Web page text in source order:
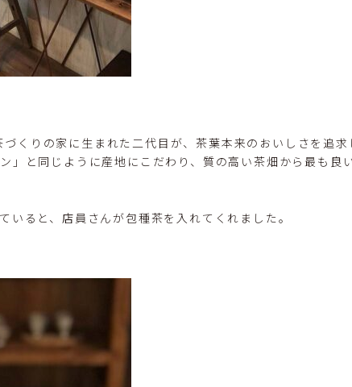
くりの家に生まれた二代目が、茶葉本来のおいしさを追求
」と同じように産地にこだわり、質の高い茶畑から最も良
いると、店員さんが包種茶を入れてくれました。